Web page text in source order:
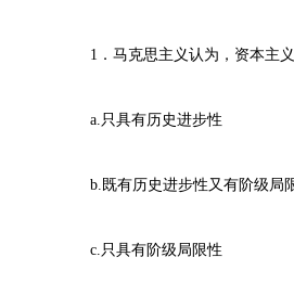
1．马克思主义认为，资本主
a.只具有历史进步性
b.既有历史进步性又有阶级局
c.只具有阶级局限性